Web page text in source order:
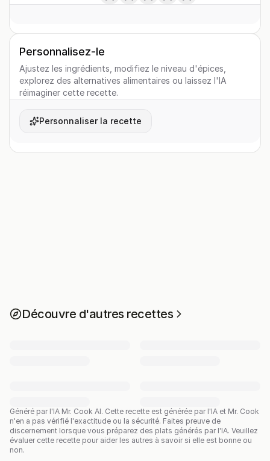
Personnalisez-le
Ajustez les ingrédients, modifiez le niveau d'épices,
explorez des alternatives alimentaires ou laissez l'IA
réimaginer cette recette.
Personnaliser la recette
Découvre d'autres recettes
Généré par l'IA Mr. Cook AI. Cette recette est générée par l'IA et Mr. Cook
n'en a pas vérifié l'exactitude ou la sécurité. Faites preuve de
discernement lorsque vous préparez des plats générés par l'IA. Veuillez
évaluer cette recette pour aider les autres à savoir si elle est bonne ou
non.